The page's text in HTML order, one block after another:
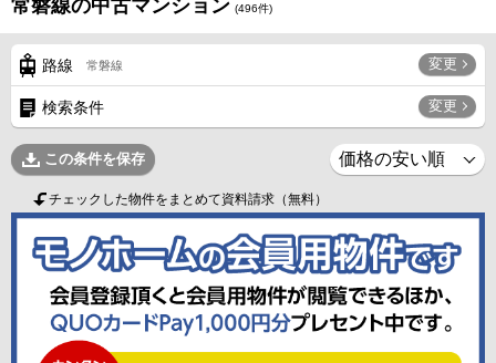
常磐線の中古マンション (496件)
路線 常磐線 変更
検索条件 変更
この条件を保存
チェックした物件をまとめて資料請求（無料）